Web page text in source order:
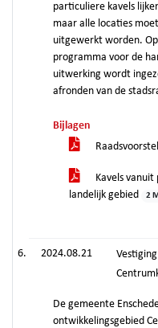
particuliere kavels
maar alle locaties
uitgewerkt worden.
programma voor de
uitwerking wordt
afronden van de
Bijlagen
Raadsvoorstel
Kavels
landelijk gebied
2
2024.08.21
De gemeente
ontwikkelingsgebied